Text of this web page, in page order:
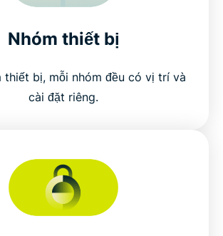
Nhóm thiết bị
thiết bị, mỗi nhóm đều có vị trí và
cài đặt riêng.